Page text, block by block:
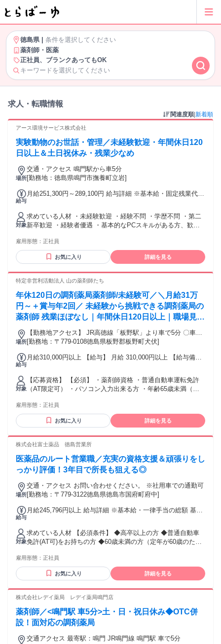
徳島県| 条件を選択してください
薬剤師・医薬
正社員、ブランクあってもOK
キーワードを選択してください
求人・転職情報
関連度順 新着順
アース環境サービス株式会社
実験動物のお世話・管理／未経験歓迎・年間休日120
日以上＆土日祝休み・残業少なめ
場所
交通・アクセス 鳴門駅から車5分
[勤務地：徳島県鳴門市撫養町立岩]
給与
月給251,300円～289,100円 給与詳細 ※基本給・固定残業代の
あり 1ヶ月あたり1万8300円 〜 2万1100円（固定残業時間：1
ヶ月あたり10時間） 固定残業時間を超えた勤務時間について
は別途残業代を支給する 【一律手当】 全員に一律で支払われ
る通勤・皆勤・家族手当金額：なし 全員に一律で支払われる
【手当】 ■住宅手当：家賃の35％を補助 (社内規定あり) 試
用・研修期間：3ヶ月 試用・研修期間の条件：本採用と同じ
対象
求めている人材 ・未経験歓迎 ・経験不問 ・学歴不問 ・第二
新卒歓迎 ・経験者優遇 ・基本的なPCスキルがある方、歓迎
な方にぴったり！ ・コツもく作業が得意 ・未経験から挑戦し
たい ・プライベートも大切にしたい ・地元で長く働きたい
雇用形態： 正社員
お気に入り 詳細を見る
特定非営利活動法人 山の薬剤師たち
年休120日の調剤薬局薬剤師/未経験可／＼月給31万
円～＋賞与年2回／ 未経験から挑戦できる調剤薬局の
薬剤師 残業ほぼなし｜年間休日120日以上｜職場見学
OK
場所
【勤務地アクセス】 JR高徳線「板野駅」より車で5分 〇車通
勤OK（駐車場有） 〇公用車あり
[勤務地：〒779-0108徳島県板野郡板野町犬伏]
給与
月給310,000円以上 【給与】 月給 310,000円以上 【給与備
（30,000円）含む
対象
【応募資格】 【必須】 ・薬剤師資格 ・普通自動車運転免許
（AT限定可） ・パソコン入力出来る方 ・年齢65歳未満（例
験 ・管理薬剤師の勤務経験
雇用形態： 正社員
お気に入り 詳細を見る
株式会社富士薬品 徳島営業所
医薬品のルート営業職／充実の資格支援＆頑張りをし
っかり評価！3年目で所長も狙える◎
場所
交通・アクセス お問い合わせください。 ※社用車での通勤可
[勤務地：〒779-3122徳島県徳島市国府町府中]
給与
月給245,796円以上 給与詳細 ※基本給・一律手当の総額 基本
律で支払われる通勤・皆勤・家族手当金額：なし 全員に一律
で支払われるその他手当金額：あり 1ヶ月あたり3万5796円 〜
固定残業代：あり ※上記その他手当に記載 1ヶ月あたり3万
5796円 〜（固定残業時間：1ヶ月あたり22時間30分） ※事業
業代とは別に、時間外勤務手当を全額支給。 ◆昇給年1回
【賞与について】 ◆半期ごとに6ヵ月間の個人成績を評価し、
業績給として毎月の給与に上乗せして支給 ◆業績によって決
算賞与あり ◆他、各種手当あり ・資格手当(登録販売者／月
5000円) ・役職手当 ・時間外手当(超過分) ・扶養内手当 (子1
人／1万4000円)
対象
求めている人材 【必須条件】 ◆高卒以上の方 ◆普通自動車
免許(AT可)をお持ちの方 ◆60歳未満の方（定年が60歳のた
歓迎 ◇20代男性・女性活躍中 ◇30代男性・女性活躍中 ＼異
業種からの転職も大歓迎／ 接客業、事務、パティシエ、ドラ
イバー、 消防士、製造スタッフ、ITエンジニア など…幅広い
制度が整っているので、しっかりキャリアを築いていけます
年のため））
雇用形態： 正社員
お気に入り 詳細を見る
株式会社レデイ薬局 レデイ薬局鳴門店
薬剤師／<鳴門駅 車5分>土・日・祝日休み◆OTC併
設！面対応の調剤薬局
交通アクセス 最寄駅：鳴門 JR鳴門線 鳴門駅 車で5分